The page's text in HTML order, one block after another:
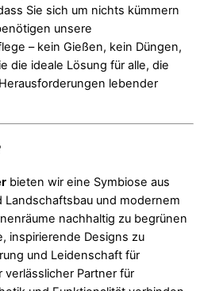
Sie sich um nichts kümmern
unsere
– kein Gießen, kein Düngen,
die ideale Lösung für alle, die
lebender
bieten wir eine Symbiose aus
und modernem
nachhaltig zu begrünen
inspirierende Designs zu
und Leidenschaft für
verlässlicher Partner für